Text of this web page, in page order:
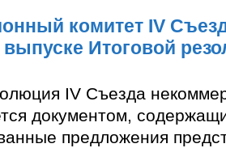
комитет IV
Итоговой
IV Съезда
документом,
предложения